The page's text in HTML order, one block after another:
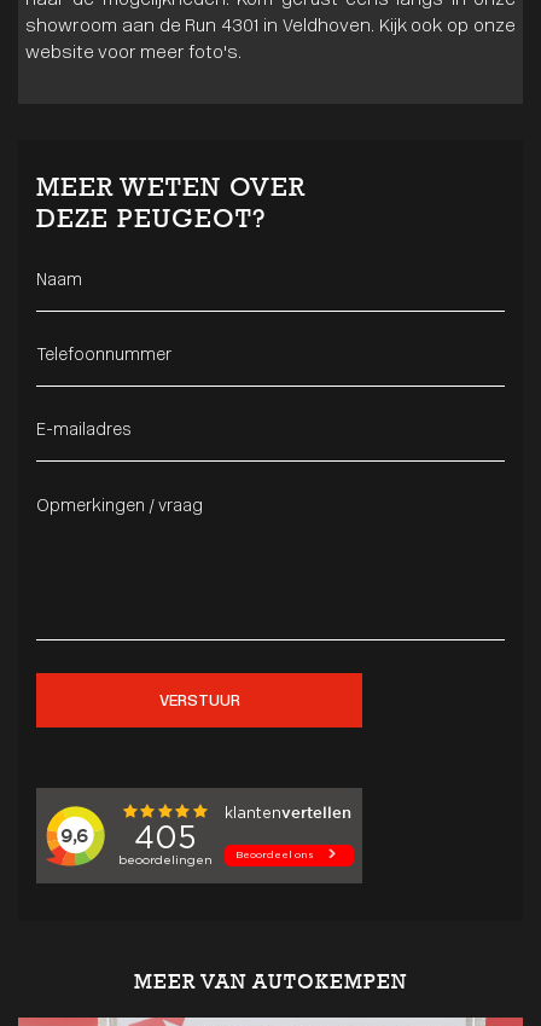
showroom aan de Run 4301 in Veldhoven. Kijk ook op onze
website voor meer foto's.
MEER WETEN OVER
DEZE PEUGEOT?
VERSTUUR
MEER VAN AUTOKEMPEN